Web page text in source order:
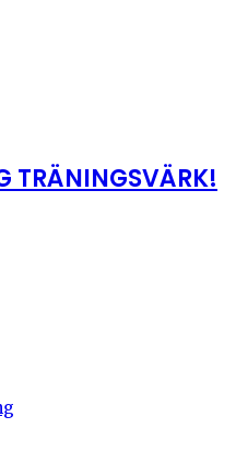
TRÄNINGSVÄRK!